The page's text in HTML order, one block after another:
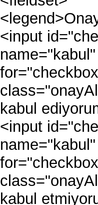
<input
kabul
<input
kabul